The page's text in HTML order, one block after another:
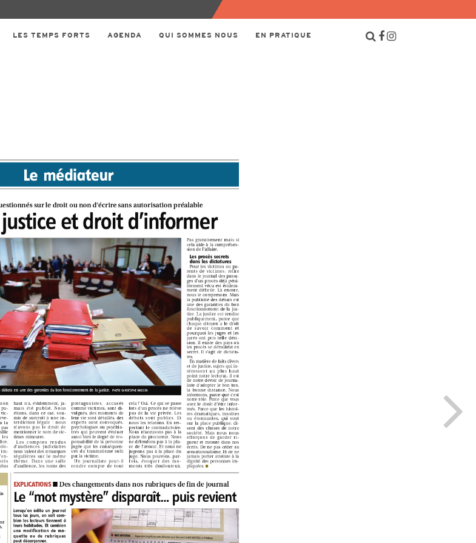
LES TEMPS FORTS AGENDA QUI SOMMES NOUS EN PRATIQUE